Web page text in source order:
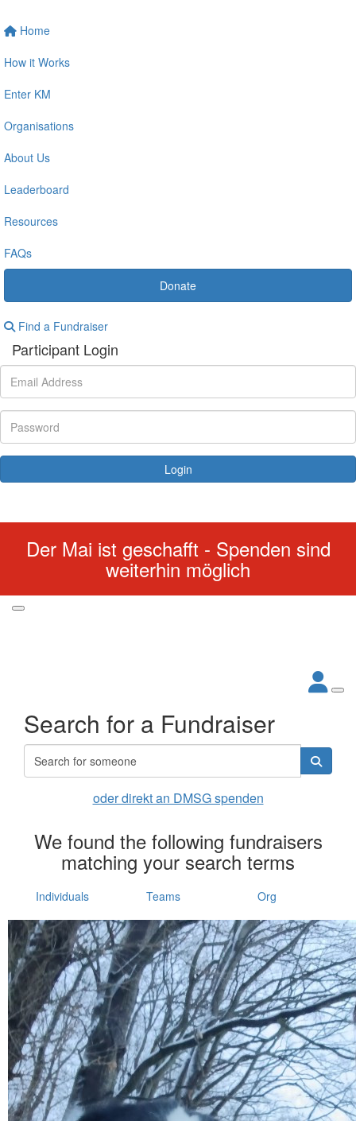
Home
How it Works
Enter KM
Organisations
About Us
Leaderboard
Resources
FAQs
Donate
Find a Fundraiser
Participant Login
Login
Der Mai ist geschafft - Spenden sind
weiterhin möglich
Search for a Fundraiser
oder direkt an DMSG spenden
We found the following fundraisers
matching your search terms
Individuals Teams Org